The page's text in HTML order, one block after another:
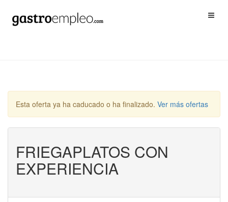
Esta oferta ya ha caducado o ha finalizado. Ver más ofertas
FRIEGAPLATOS CON
EXPERIENCIA